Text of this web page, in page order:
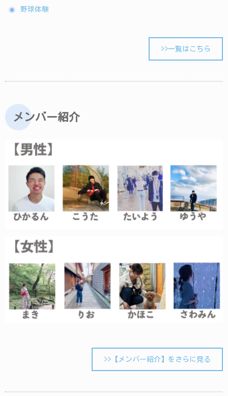
野球体験
>>一覧はこちら
メンバー紹介
>>【メンバー紹介】をさらに見る